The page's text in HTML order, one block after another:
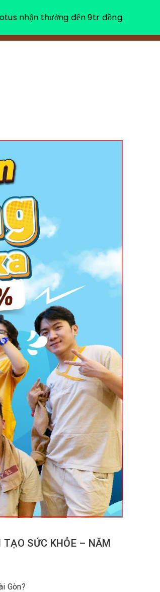
CHÚNG TÔI NGHỈ DƯỠNG THƯ GIÃN
SỨC KHỎE – NĂM
Gòn?
nhận thưởng đến 9tr đồng.